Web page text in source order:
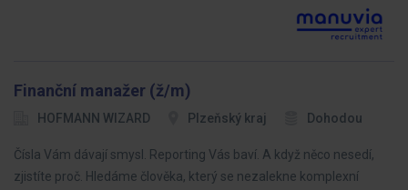
Finanční manažer (ž/m)
HOFMANN WIZARD Plzeňský kraj Dohodou
Čísla Vám dávají smysl. Reporting Vás baví. A když něco nesedí,
zjistíte proč. Hledáme člověka, který se nezalekne komplexní